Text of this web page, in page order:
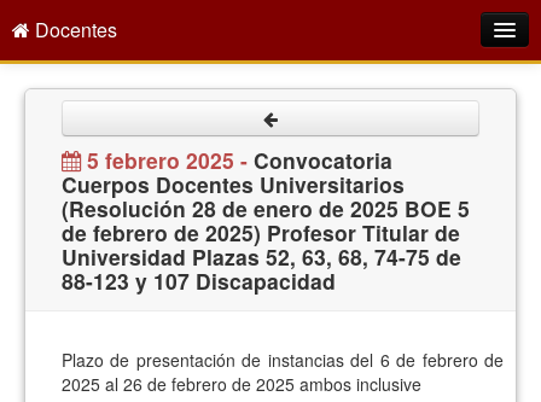
Docentes
Empleo Público
Gestión PDI
Formación y Evaluación
Seprus
Directorio
5 febrero 2025 - Convocatoria
Cuerpos Docentes Universitarios
(Resolución 28 de enero de 2025 BOE 5
de febrero de 2025) Profesor Titular de
Universidad Plazas 52, 63, 68, 74-75 de
88-123 y 107 Discapacidad
Plazo de presentación de instancias del 6 de febrero de
2025 al 26 de febrero de 2025 ambos inclusive